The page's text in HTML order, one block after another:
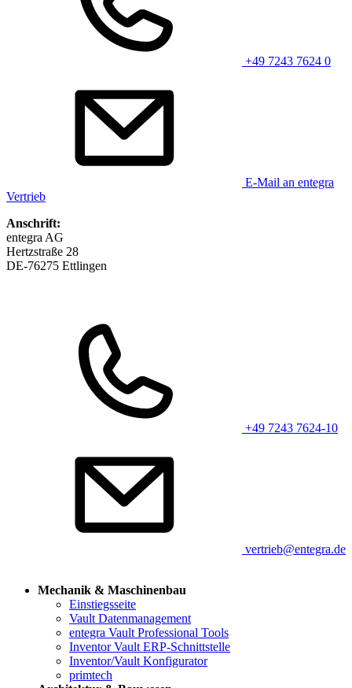
+49 7243 7624 0
E-Mail an entegra
Vertrieb
Anschrift:
entegra AG
Hertzstraße 28
DE-76275 Ettlingen
+49 7243 7624-10
vertrieb@entegra.de
Mechanik & Maschinenbau
Einstiegsseite
Vault Datenmanagement
entegra Vault Professional Tools
Inventor Vault ERP-Schnittstelle
Inventor/Vault Konfigurator
primtech